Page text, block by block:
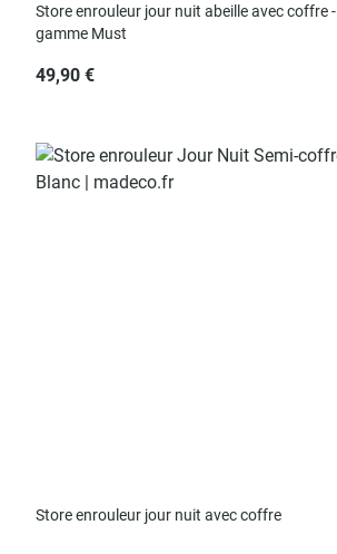
Store enrouleur jour nuit abeille avec coffre -
gamme Must
49,90 €
Store enrouleur jour nuit avec coffre